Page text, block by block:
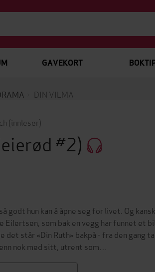
GAVEKORT
DIN VILMA
(innleser)
#2)
godt hun kan å åpne seg for livet. Og
Eilertsen, som bak en vegg har funnet et
står «Din Ruth» bakpå - fra den gang
nok med sitt, utrent som…